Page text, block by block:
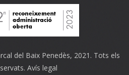
del Baix Penedès, 2021. Tots els
Avís legal